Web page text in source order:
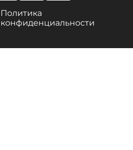
Политика
конфиденциальности